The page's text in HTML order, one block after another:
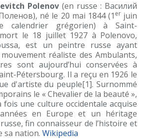
Polenov (en russe : Василий
né le 20 mai 1844 (1 erjuin
calendrier grégorien) à Saint-
le 18 juillet 1927 à Polenovo,
est un peintre russe ayant
réaliste des Ambulants,
sont aujourd’hui conservées à
Pétersbourg. Il a reçu en 1926 le
d'artiste du peuple[1]. Surnommé
le « Chevalier de la beauté »,
fois une culture occidentale acquise
en Europe et un héritage
fin connaisseur de l’histoire et
sa nation. Wikipedia